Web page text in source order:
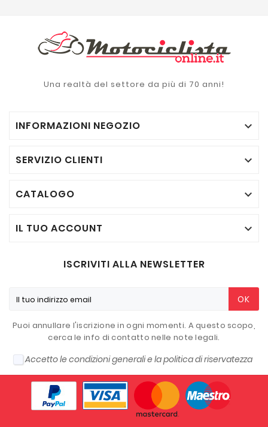
Una realtà del settore da più di 70 anni!
INFORMAZIONI NEGOZIO 
SERVIZIO CLIENTI 
CATALOGO 
IL TUO ACCOUNT 
ISCRIVITI ALLA NEWSLETTER
OK
Puoi annullare l'iscrizione in ogni momenti. A questo scopo,
cerca le info di contatto nelle note legali.
Accetto le condizioni generali e la politica di riservatezza